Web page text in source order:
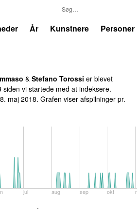
År Kunstnere Personer
& Stefano Torossi er blevet
siden vi startede med at indeksere.
maj 2018. Grafen viser afspilninger pr.
jul aug sep okt